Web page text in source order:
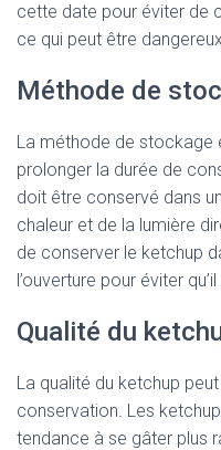
cette date pour éviter de
ce qui peut être
Méthode de
La méthode de stockage
prolonger la durée de
doit être conservé dans
chaleur et de la lumière
de conserver le ketchup
l’ouverture pour éviter
Qualité du
La qualité du ketchup
conservation. Les
tendance à se gâter plus